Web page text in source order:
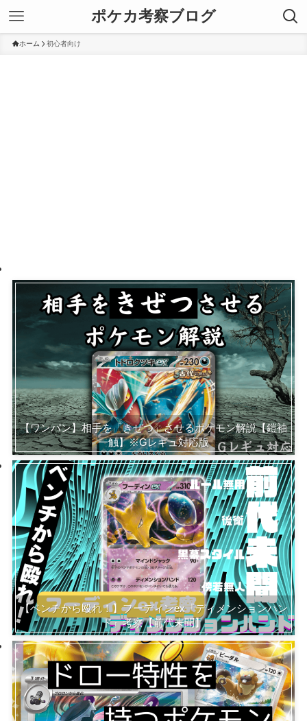
ポケカ考察ブログ
ホーム 初心者向け
【ワンパン】相手を「きぜつ」させるポケモン解説【鎧袖
一触】※Gレギュ対応版
【ベンチから殴れ！】フーディンex『ディメンションハン
ド』考察【前代未聞】